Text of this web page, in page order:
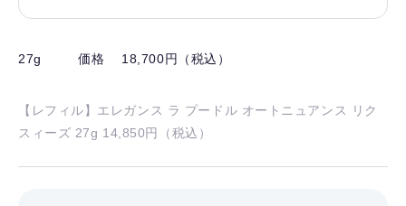
27g 価格 18,700円（税込）
【レフィル】エレガンス ラ プードル オートニュアンス リク
スィーズ 27g 14,850円（税込）